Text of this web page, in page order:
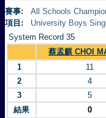
賽事:
All Schools
項目:
University Boys
System Record 35
蔡孟麒 CHOI
1
11
2
4
3
5
結果
0